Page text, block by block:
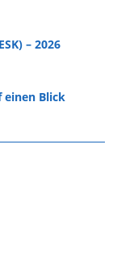
– 2026
einen Blick